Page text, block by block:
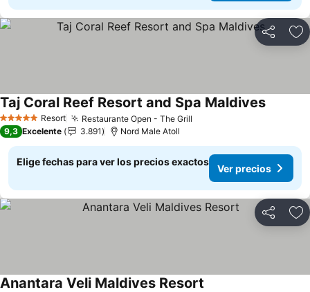
Compartir
5 Estrellas Resort Restaurante Open - The Grill
Taj Coral Reef Resort and Spa MaldivesVer
9,3 Excelente 3.891 Nord Male Atoll
Elige fechas para ver los precios exactos
Ver precios
Compartir
Anantara Veli Maldives Resort